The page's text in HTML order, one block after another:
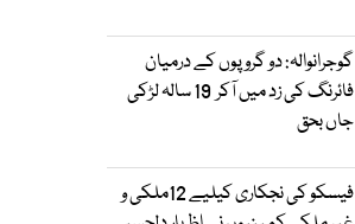
گوجرانوالہ: دو گروپوں کے درمیان
فائرنگ کی زد میں آکر 19 سالہ لڑکی
جاں بحق
فیسکو کی نجکاری کیلیے 12ملکی و